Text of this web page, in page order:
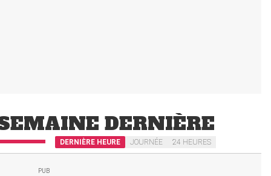
DERNIÈRE
DERNIÈRE HEURE JOURNÉE 24 HEURES